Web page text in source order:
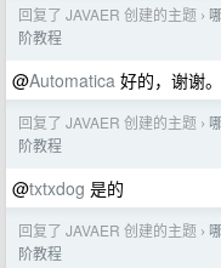
回复了 JAVAER 创建的主题 ›
阶教程
@Automatica 好的，谢谢
回复了 JAVAER 创建的主题 ›
阶教程
@txtxdog 是的
回复了 JAVAER 创建的主题 ›
阶教程